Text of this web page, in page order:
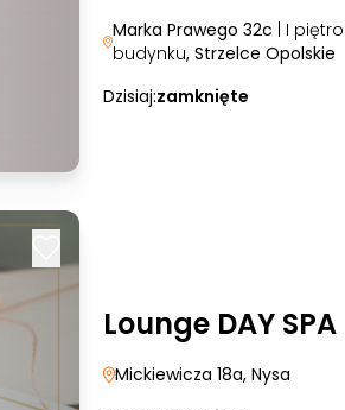
Marka Prawego 32c | I
budynku, Strzelce Opolskie
Dzisiaj:zamknięte
Lounge DAY SPA
Mickiewicza 18a, Nysa